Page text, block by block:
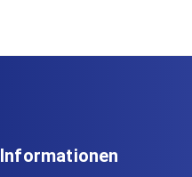
Informationen